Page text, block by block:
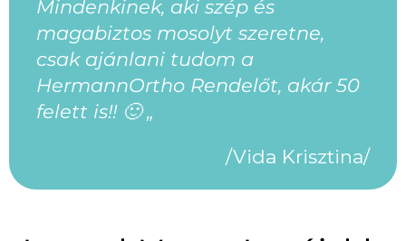
Mindenkinek, aki szép és
magabiztos mosolyt szeretne,
csak ajánlani tudom a
HermannOrtho Rendelőt, akár 50
felett is!! 🙂 „
/Vida Krisztina/